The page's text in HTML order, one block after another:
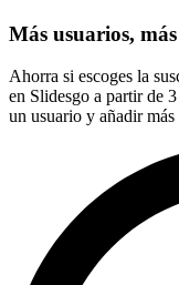
Más usuarios,
Ahorra si escoges la
en Slidesgo a partir de
un usuario y añadir